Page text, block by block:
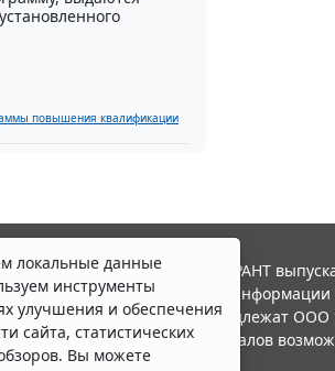
повышения квалификации
локальные данные
инструменты
улучшения и обеспечения
сайта, статистических
Вы можете
СЕРВИС", 2026. Система ГАРАНТ
ассоциации правовой информации
сайта ГАРАНТ.РУ принадлежат
воспроизведение материалов
портала.